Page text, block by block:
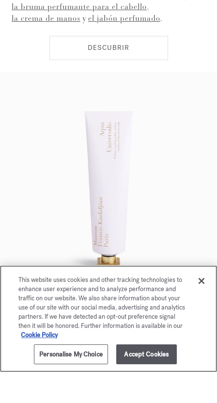
AÑADIR A LA CESTA 255,00 €
la bruma perfumante para el cabello,
la crema de manos y el jabón perfumado.
DESCUBRIR
Aqua Universalis
Crema de manos perfumada 20 ml
Maison Francis Kurkdjian se complace en ofrecerle
Aqua Universalis Crema de manos perfumada 20ml.
This website uses cookies and other tracking technologies to
enhance user experience and to analyze performance and
traffic on our website. We also share information about your
use of our site with our social media, advertising and analytics
partners. If we have detected an opt-out preference signal
then it will be honored. Further information is available in our
Cookie Policy
Personalise My Choice Accept Cookies